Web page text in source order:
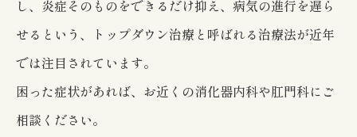
し、炎症そのものをできるだけ抑え、病気の進行を遅ら
せるという、トップダウン治療と呼ばれる治療法が近年
では注目されています。
困った症状があれば、お近くの消化器内科や肛門科にご
相談ください。